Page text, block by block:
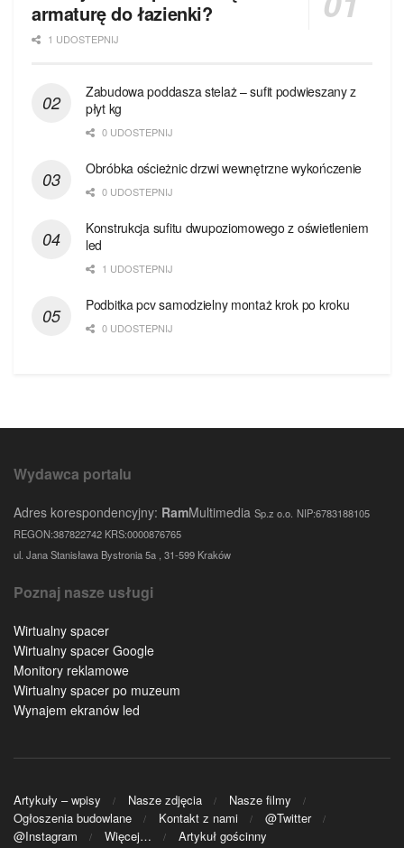
armaturę do łazienki?
1 UDOSTEPNIJ
Zabudowa poddasza stelaż – sufit podwieszany z
płyt kg
0 UDOSTEPNIJ
Obróbka ościeżnic drzwi wewnętrzne wykończenie
0 UDOSTEPNIJ
Konstrukcja sufitu dwupoziomowego z oświetleniem
led
1 UDOSTEPNIJ
Podbitka pcv samodzielny montaż krok po kroku
0 UDOSTEPNIJ
Wydawca portalu
Adres korespondencyjny: RamMultimedia Sp.z o.o. NIP:6783188105
REGON:387822742 KRS:0000876765
ul. Jana Stanisława Bystronia 5a , 31-599 Kraków
Poznaj nasze usługi
Wirtualny spacer
Wirtualny spacer Google
Monitory reklamowe
Wirtualny spacer po muzeum
Wynajem ekranów led
Artykuły – wpisy Nasze zdjęcia
Nasze filmy
Ogłoszenia budowlane
Kontakt z nami
@Twitter
@Instagram
Więcej… Artykuł gościnny